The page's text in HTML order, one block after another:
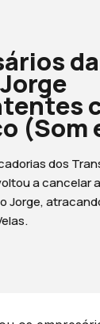
(Som
dos
a cancelar
Jorge,